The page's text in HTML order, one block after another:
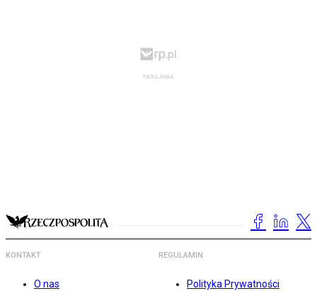
KONTAKT
O nas
REGULAMIN
Polityka Prywatności